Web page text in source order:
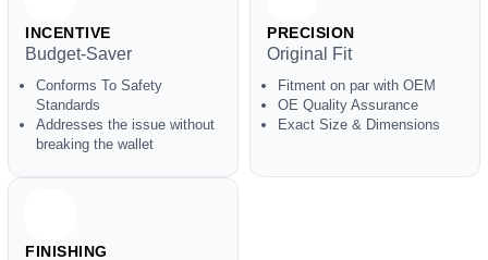
INCENTIVE
Budget-Saver
Conforms To Safety
Standards
Addresses the issue without
breaking the wallet
PRECISION
Original Fit
Fitment on par with OEM
OE Quality Assurance
Exact Size & Dimensions
FINISHING